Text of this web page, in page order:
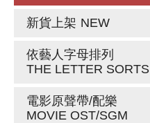
新貨上架 NEW
依藝人字母排列
THE LETTER SORTS
電影原聲帶/配樂
MOVIE OST/SGM